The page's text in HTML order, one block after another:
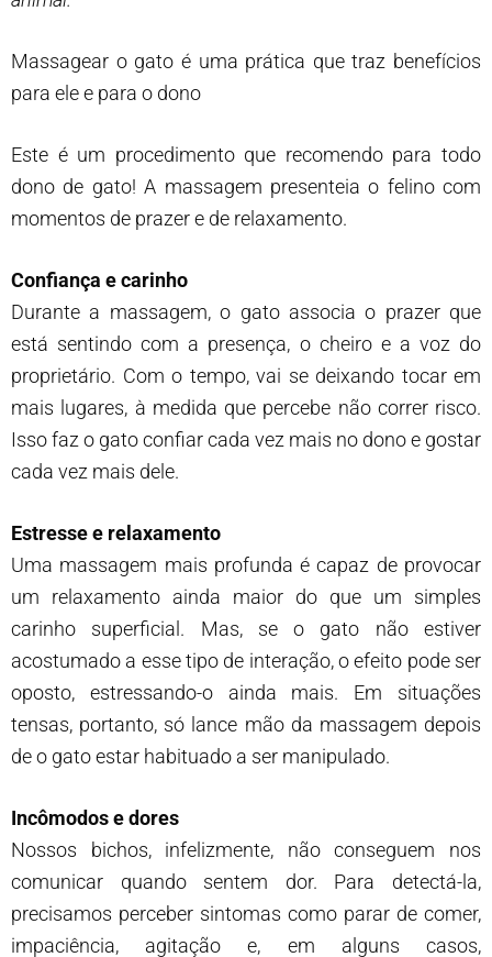
Massagear o gato é uma prática que traz benefícios
para ele e para o dono
Este é um procedimento que recomendo para todo
dono de gato! A massagem presenteia o felino com
momentos de prazer e de relaxamento.
Confiança e carinho
Durante a massagem, o gato associa o prazer que
está sentindo com a presença, o cheiro e a voz do
proprietário. Com o tempo, vai se deixando tocar em
mais lugares, à medida que percebe não correr risco.
Isso faz o gato confiar cada vez mais no dono e gostar
cada vez mais dele.
Estresse e relaxamento
Uma massagem mais profunda é capaz de provocar
um relaxamento ainda maior do que um simples
carinho superficial. Mas, se o gato não estiver
acostumado a esse tipo de interação, o efeito pode ser
oposto, estressando-o ainda mais. Em situações
tensas, portanto, só lance mão da massagem depois
de o gato estar habituado a ser manipulado.
Incômodos e dores
Nossos bichos, infelizmente, não conseguem nos
comunicar quando sentem dor. Para detectá-la,
precisamos perceber sintomas como parar de comer,
impaciência, agitação e, em alguns casos,